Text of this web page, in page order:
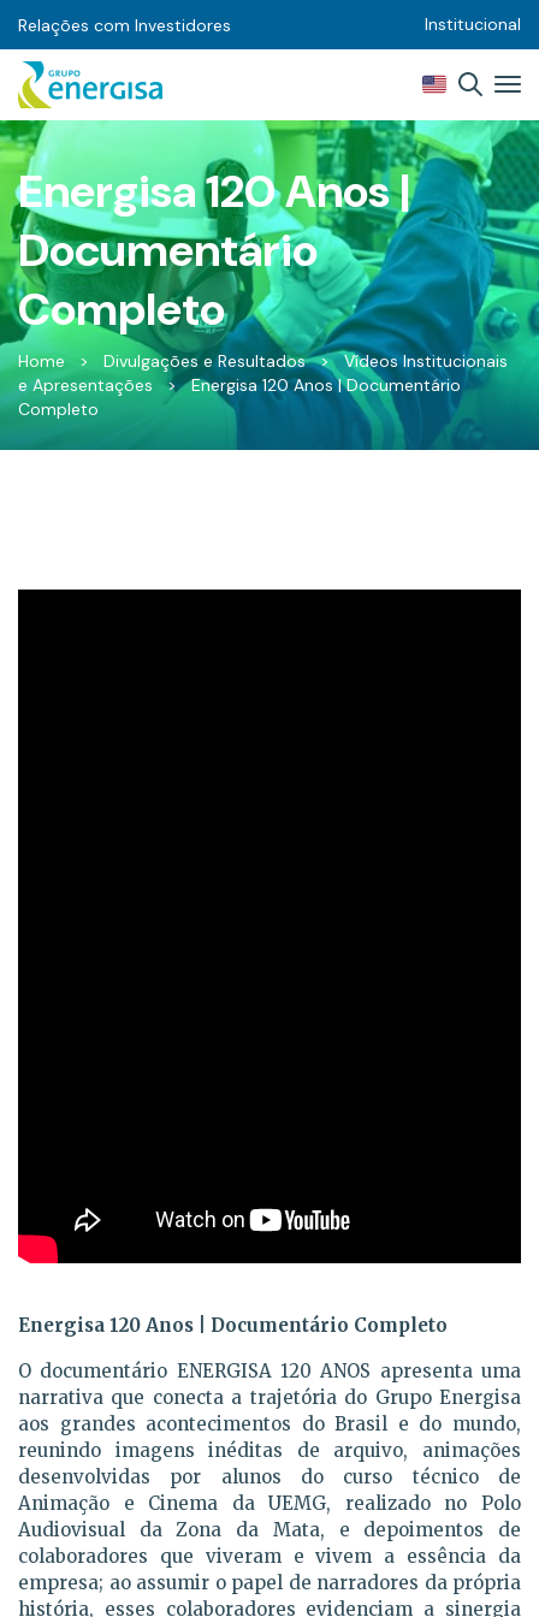
Relações com Investidores Institucional
Energisa 120 Anos |
Documentário
Completo
Home > Divulgações e Resultados > Vídeos Institucionais
e Apresentações
> Energisa 120 Anos | Documentário
Completo
Energisa 120 Anos | Documentário Completo
O documentário ENERGISA 120 ANOS apresenta uma
narrativa que conecta a trajetória do Grupo Energisa
aos grandes acontecimentos do Brasil e do mundo,
reunindo imagens inéditas de arquivo, animações
desenvolvidas por alunos do curso técnico de
Animação e Cinema da UEMG, realizado no Polo
Audiovisual da Zona da Mata, e depoimentos de
colaboradores que viveram e vivem a essência da
empresa; ao assumir o papel de narradores da própria
história, esses colaboradores evidenciam a sinergia